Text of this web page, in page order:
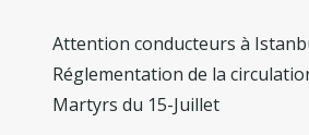
Attention conducteurs à
Réglementation de la
Martyrs du 15-Juillet